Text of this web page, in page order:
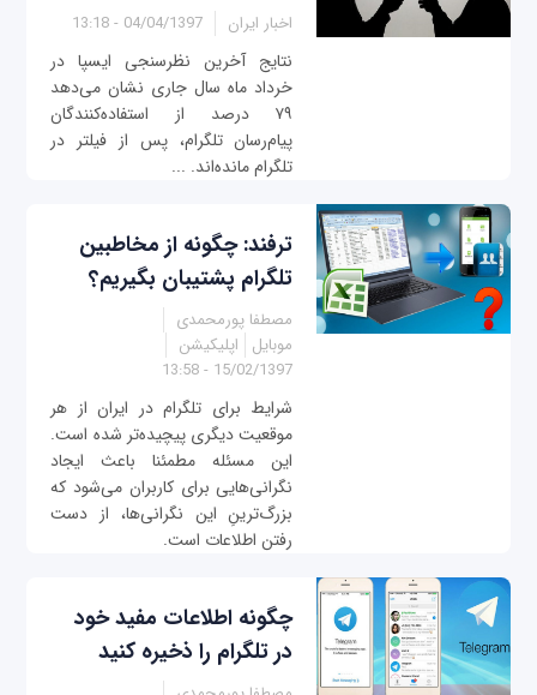
اخبار ایران 04/04/1397 - 13:18
نتایج آخرین نظرسنجی ایسپا در
خرداد ماه سال جاری نشان می‌دهد
۷۹ درصد از استفاده‌کنندگان
پیام‌رسان تلگرام، پس از فیلتر در
تلگرام مانده‌­اند. ...
ترفند: چگونه از مخاطبین
تلگرام پشتیبان بگیریم؟
مصطفا پورمحمدی
موبایل
اپلیکیشن
15/02/1397 - 13:58
شرایط برای تلگرام در ایران از هر
موقعیت دیگری پیچیده‌تر شده است.
این مسئله مطمئنا باعث ایجاد
نگرانی‌هایی برای کاربران می‌شود که
بزرگ‌ترینِ این نگرانی‌ها، از دست
رفتن اطلاعات است.
چگونه اطلاعات مفید خود
در تلگرام را ذخیره کنید